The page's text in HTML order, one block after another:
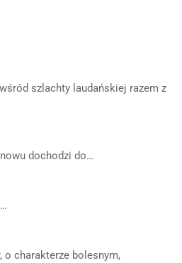
szlachty laudańskiej razem z
dochodzi do…
o charakterze bolesnym,